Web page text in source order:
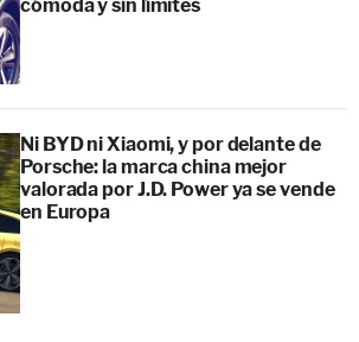
cómoda y sin límites
Ni BYD ni Xiaomi, y por delante de
Porsche: la marca china mejor
valorada por J.D. Power ya se vende
en Europa